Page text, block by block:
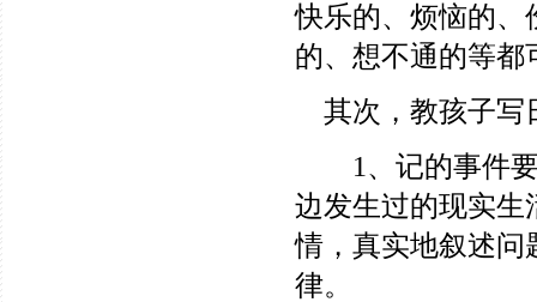
快乐的、烦恼的、
的、想不通的等都
其次，教孩子写
1、记的事件要
边发生过的现实生
情，真实地叙述问
律。